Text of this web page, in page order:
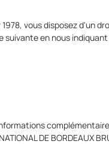
vous disposez d'un
en nous
DE